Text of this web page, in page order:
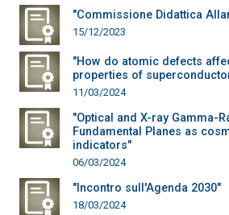
"Commissione Didattica
15/12/2023
"How do atomic defects
properties of
11/03/2024
"Optical and X-ray Gamma-
Fundamental Planes as
indicators"
06/03/2024
"Incontro sull'Agenda 2030"
18/03/2024